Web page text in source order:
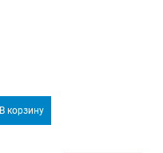
В корзину